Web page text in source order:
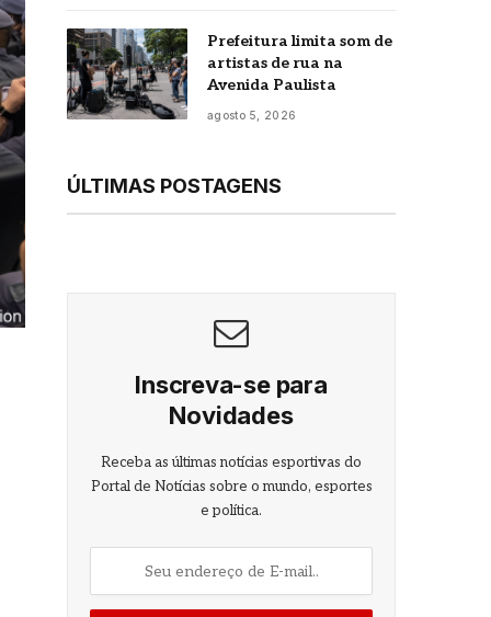
Prefeitura limita som de
artistas de rua na
Avenida Paulista
agosto 5, 2026
ÚLTIMAS POSTAGENS
Inscreva-se para
Novidades
Receba as últimas notícias esportivas do
Portal de Notícias sobre o mundo, esportes
e política.